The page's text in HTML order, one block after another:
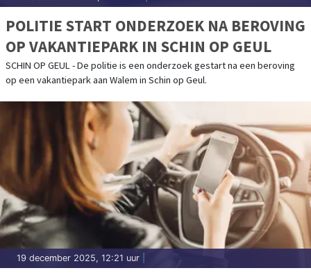
POLITIE START ONDERZOEK NA BEROVING
OP VAKANTIEPARK IN SCHIN OP GEUL
SCHIN OP GEUL - De politie is een onderzoek gestart na een beroving
op een vakantiepark aan Walem in Schin op Geul.
19 december 2025, 12:21 uur